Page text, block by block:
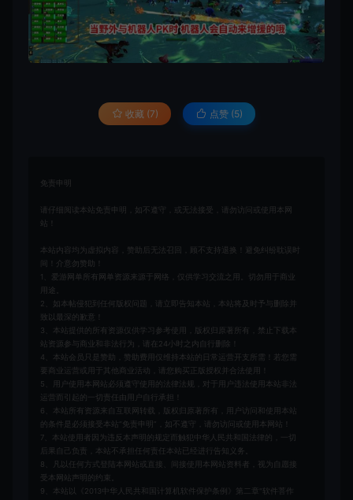
收藏 (7) 点赞 (5)
免责申明
请仔细阅读本站免责申明，如不遵守，或无法接受，请勿访问或使用本网
站！
本站内容均为虚拟内容，赞助后无法召回，顾不支持退换！避免纠纷耽误时
间！介意勿赞助！
1、爱游网单所有网单资源来源于网络，仅供学习交流之用。切勿用于商业
用途。
2、如本帖侵犯到任何版权问题，请立即告知本站，本站将及时予与删除并
致以最深的歉意！
3、本站提供的所有资源仅供学习参考使用，版权归原著所有，禁止下载本
站资源参与商业和非法行为，请在24小时之内自行删除！
4、本站会员只是赞助，赞助费用仅维持本站的日常运营开支所需！若您需
要商业运营或用于其他商业活动，请您购买正版授权并合法使用！
5、用户使用本网站必须遵守使用的法律法规，对于用户违法使用本站非法
运营而引起的一切责任由用户自行承担！
6、本站所有资源来自互联网转载，版权归原著所有，用户访问和使用本站
的条件是必须接受本站“免责申明”，如不遵守，请勿访问或使用本网站！
7、本站使用者因为违反本声明的规定而触犯中华人民共和国法律的，一切
后果自己负责，本站不承担任何责任本站已经进行告知义务。
8、凡以任何方式登陆本网站或直接、间接使用本网站资料者，视为自愿接
受本网站声明的约束。
9、本站以《2013中华人民共和国计算机软件保护条例》第二章"软件菩作